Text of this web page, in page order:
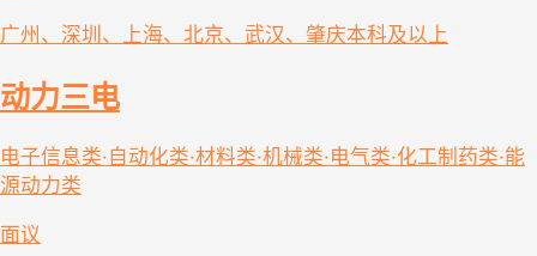
广州、深圳、上海、北京、武汉、肇庆本科及以上
动力三电
电子信息类·自动化类·材料类·机械类·电气类·化工制药类·能
源动力类
面议